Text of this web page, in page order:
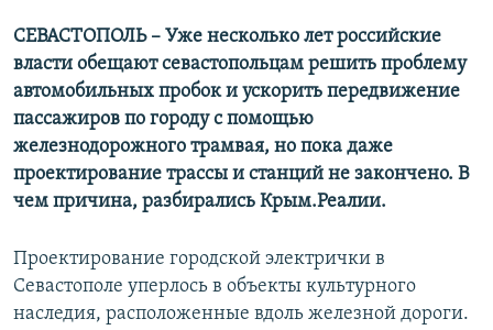
СЕВАСТОПОЛЬ – Уже несколько лет российские
власти обещают севастопольцам решить проблему
автомобильных пробок и ускорить передвижение
пассажиров по городу с помощью
железнодорожного трамвая, но пока даже
проектирование трассы и станций не закончено. В
чем причина, разбирались Крым.Реалии.
Проектирование городской электрички в
Севастополе уперлось в объекты культурного
наследия, расположенные вдоль железной дороги.